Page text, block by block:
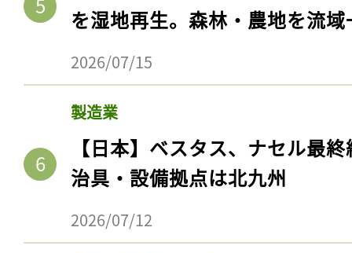
を湿地再生。森林・農地を流
2026/07/15
製造業
【日本】ベスタス、ナセル最
治具・設備拠点は北九州
2026/07/12